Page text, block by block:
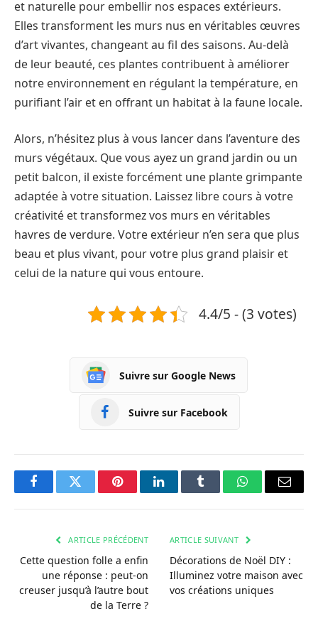
et naturelle pour embellir nos espaces extérieurs.
Elles transforment les murs nus en véritables œuvres
d’art vivantes, changeant au fil des saisons. Au-delà
de leur beauté, ces plantes contribuent à améliorer
notre environnement en régulant la température, en
purifiant l’air et en offrant un habitat à la faune locale.
Alors, n’hésitez plus à vous lancer dans l’aventure des
murs végétaux. Que vous ayez un grand jardin ou un
petit balcon, il existe forcément une plante grimpante
adaptée à votre situation. Laissez libre cours à votre
créativité et transformez vos murs en véritables
havres de verdure. Votre extérieur n’en sera que plus
beau et plus vivant, pour votre plus grand plaisir et
celui de la nature qui vous entoure.
4.4/5 - (3 votes)
Suivre sur Google News
Suivre sur Facebook
FacebookTwitter PinterestLinkedInTumblr WhatsApp
ARTICLE PRÉCÉDENT
Cette question folle a enfin
une réponse : peut-on
creuser jusqu’à l’autre bout
de la Terre ?
ARTICLE SUIVANT
Décorations de Noël DIY :
Illuminez votre maison avec
vos créations uniques